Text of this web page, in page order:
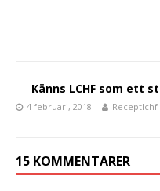
Känns LCHF som ett
4 februari, 2018 Receptlchf
15 KOMMENTARER